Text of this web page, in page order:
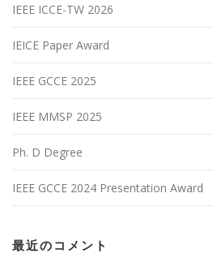
IEEE ICCE-TW 2026
IEICE Paper Award
IEEE GCCE 2025
IEEE MMSP 2025
Ph. D Degree
IEEE GCCE 2024 Presentation Award
最近のコメント